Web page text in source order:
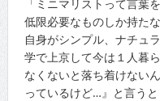
「ミニマリストって言葉
低限必要なものしか持た
自身がシンプル、ナチュ
学で上京して今は１人暮
なくないと落ち着けない
っているけど…』と言う